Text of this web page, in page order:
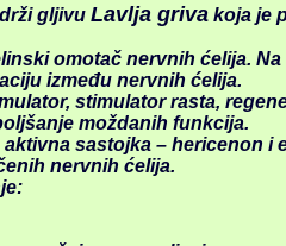
gljivu Lavlja griva koja je
omotač nervnih ćelija.
između nervnih ćelija.
stimulator rasta,
moždanih funkcija.
sastojka – hericenon i
nervnih ćelija.